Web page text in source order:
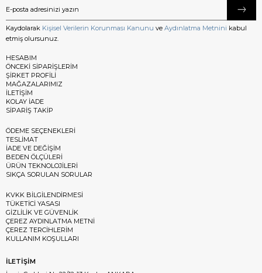
Kaydolarak Kişisel Verilerin Korunması Kanunu ve Aydınlatma Metnini kabul
etmiş olursunuz.
HESABIM
ÖNCEKİ SİPARİŞLERİM
ŞİRKET PROFİLİ
MAĞAZALARIMIZ
İLETİŞİM
KOLAY İADE
SİPARİŞ TAKİP
ÖDEME SEÇENEKLERİ
TESLİMAT
İADE VE DEĞİŞİM
BEDEN ÖLÇÜLERİ
ÜRÜN TEKNOLOJİLERİ
SIKÇA SORULAN SORULAR
KVKK BİLGİLENDİRMESİ
TÜKETİCİ YASASI
GİZLİLİK VE GÜVENLİK
ÇEREZ AYDINLATMA METNİ
ÇEREZ TERCİHLERİM
KULLANIM KOŞULLARI
İLETİŞİM